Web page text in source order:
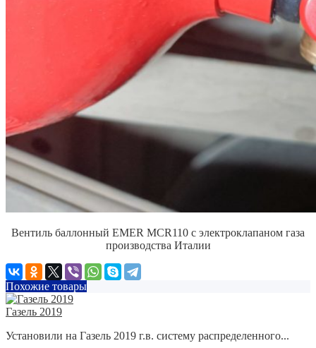
Вентиль баллонный EMER MCR110 с электроклапаном газа
производства Италии
Похожие товары
Газель 2019
Установили на Газель 2019 г.в. систему распределенного...